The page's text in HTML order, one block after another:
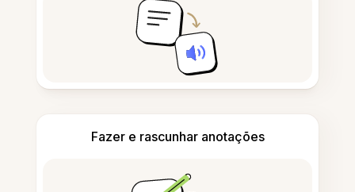
Fazer e rascunhar anotações